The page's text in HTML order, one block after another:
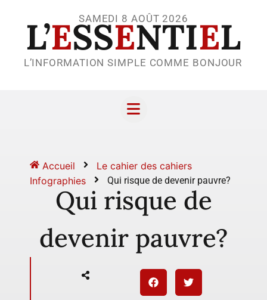
SAMEDI 8 AOÛT 2026
L’ESSENTIEL
L’INFORMATION SIMPLE COMME BONJOUR
Accueil
Le cahier des cahiers
Infographies
Qui risque de devenir pauvre?
Qui risque de
devenir pauvre?